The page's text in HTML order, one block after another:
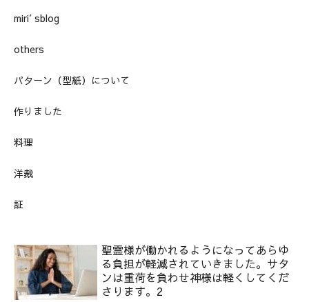
miri′sblog
others
パターン（型紙）について
作りました
料理
洋裁
証
聖霊様が働かれるようになってあらゆ
る負担が軽減されていきました。サタ
ンは重荷を負わせ神様は軽くしてくだ
さります。2